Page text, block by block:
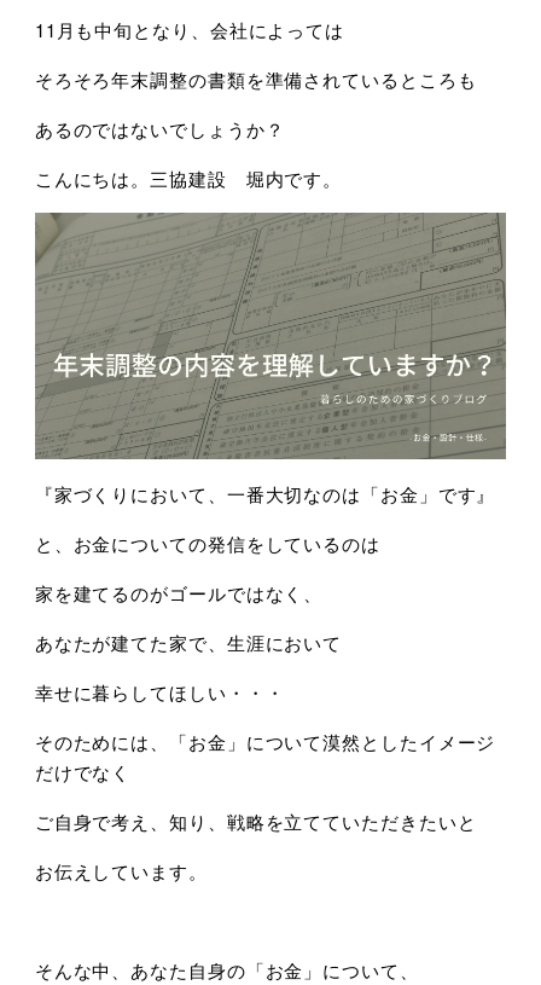
11月も中旬となり、会社によっては
そろそろ年末調整の書類を準備されているところも
あるのではないでしょうか？
こんにちは。三協建設 堀内です。
『家づくりにおいて、一番大切なのは「お金」です』
と、お金についての発信をしているのは
家を建てるのがゴールではなく、
あなたが建てた家で、生涯において
幸せに暮らしてほしい・・・
そのためには、「お金」について漠然としたイメージ
だけでなく
ご自身で考え、知り、戦略を立てていただきたいと
お伝えしています。
そんな中、あなた自身の「お金」について、